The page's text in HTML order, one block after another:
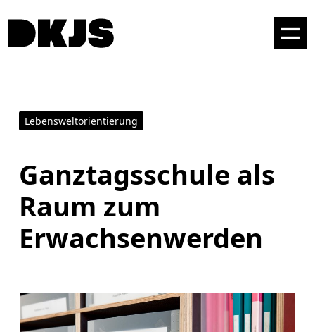
Lebensweltorientierung
Ganztagsschule als
Raum zum
Erwachsenwerden